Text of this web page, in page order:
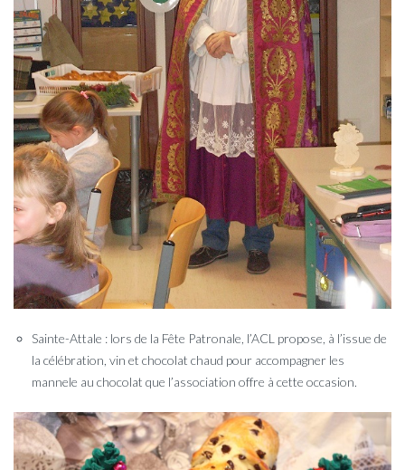
Sainte-Attale : lors de la Fête Patronale, l’ACL propose, à l’issue de
la célébration, vin et chocolat chaud pour accompagner les
mannele au chocolat que l’association offre à cette occasion.